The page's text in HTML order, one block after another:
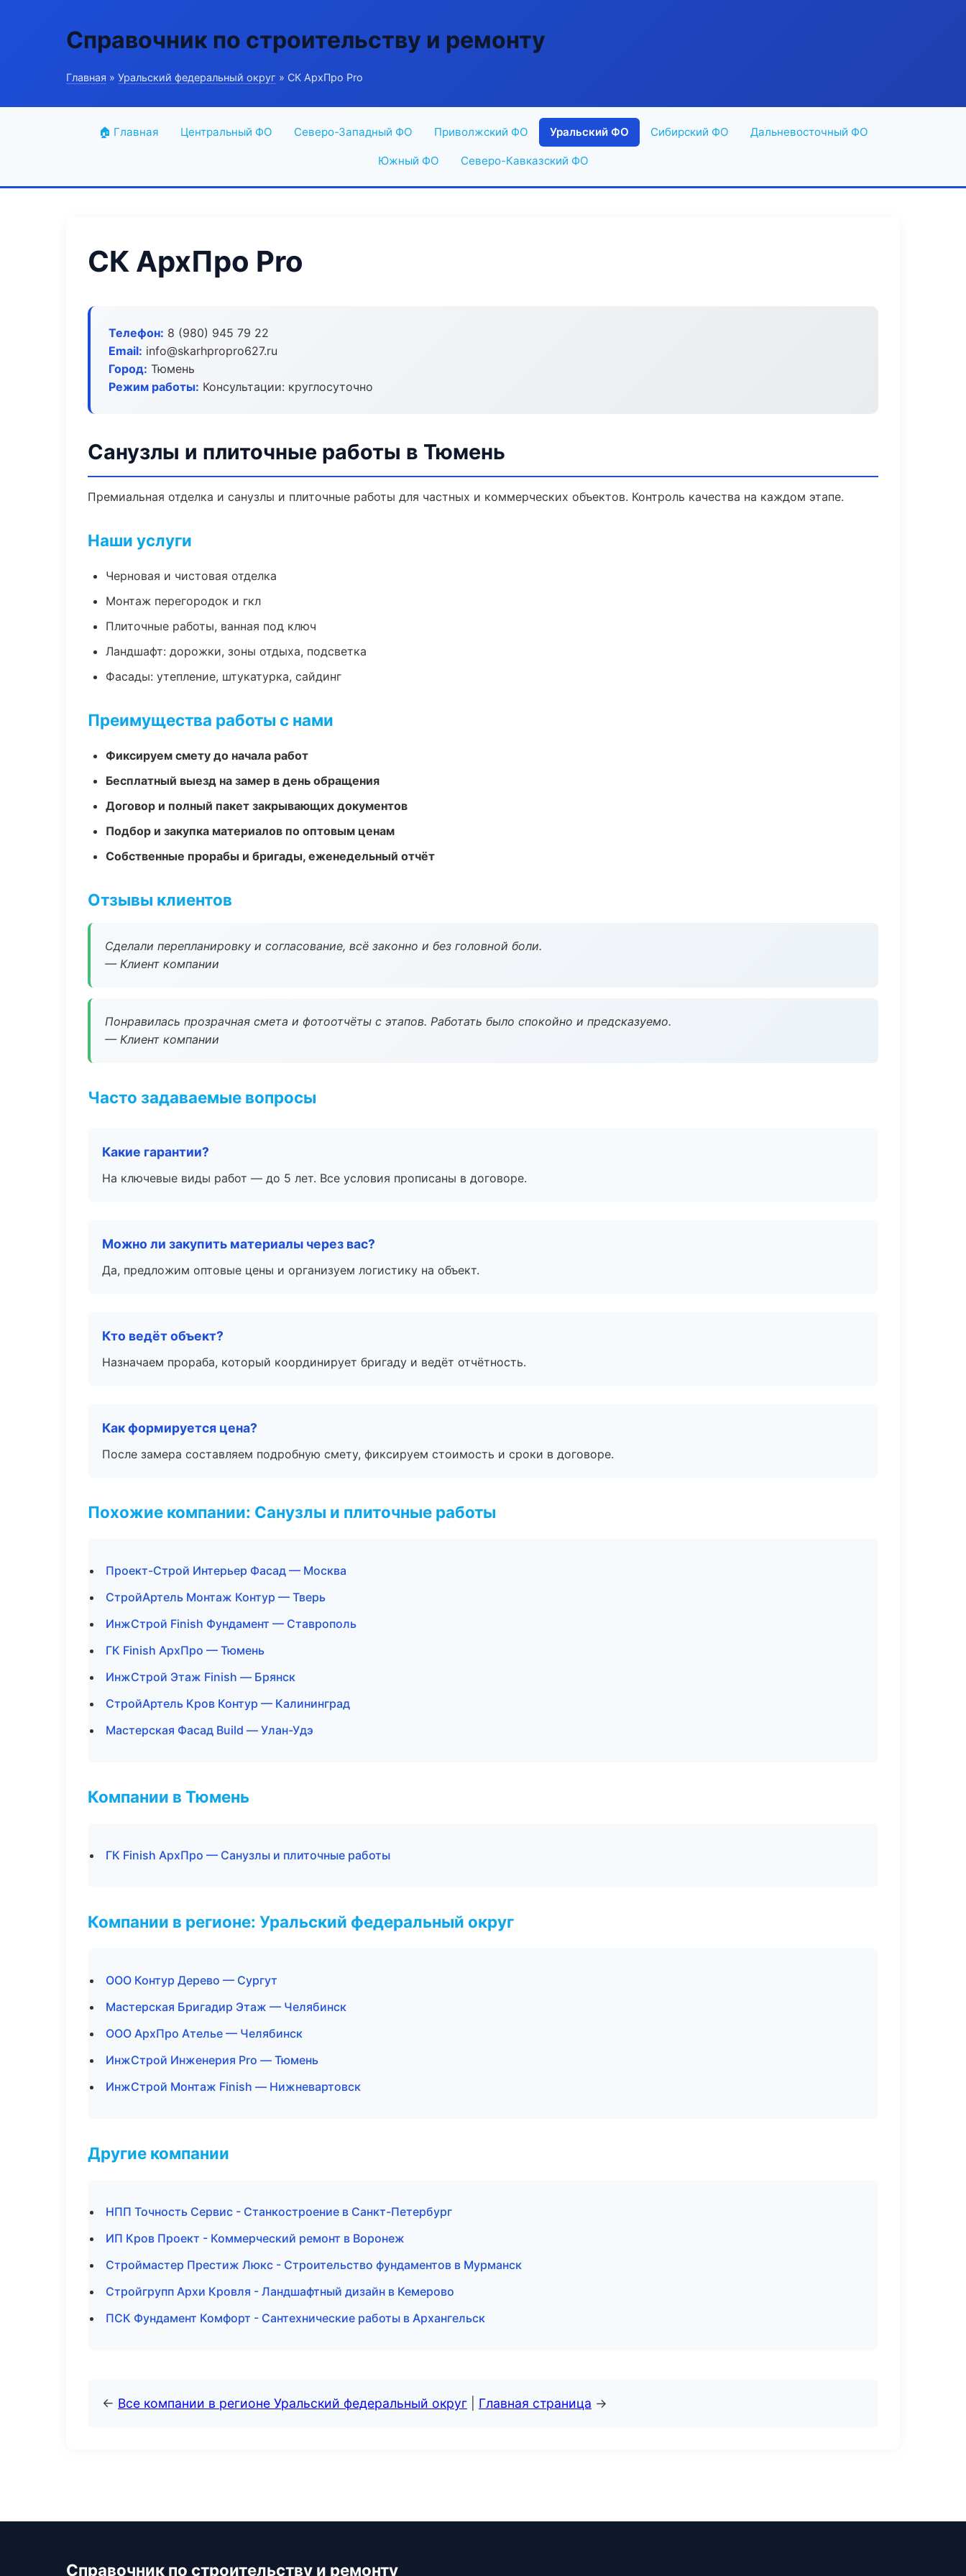
Справочник по строительству и ремонту
Главная » Уральский федеральный округ » СК АрхПро Pro
🏠 Главная Центральный ФО Северо-Западный ФО Приволжский ФО Уральский ФО Сибирский ФО Дальневосточный ФО
Южный ФО Северо-Кавказский ФО
СК АрхПро Pro
Телефон: 8 (980) 945 79 22
Email: info@skarhpropro627.ru
Город: Тюмень
Режим работы: Консультации: круглосуточно
Санузлы и плиточные работы в Тюмень
Премиальная отделка и санузлы и плиточные работы для частных и коммерческих объектов. Контроль качества на каждом этапе.
Наши услуги
Черновая и чистовая отделка
Монтаж перегородок и гкл
Плиточные работы, ванная под ключ
Ландшафт: дорожки, зоны отдыха, подсветка
Фасады: утепление, штукатурка, сайдинг
Преимущества работы с нами
Фиксируем смету до начала работ
Бесплатный выезд на замер в день обращения
Договор и полный пакет закрывающих документов
Подбор и закупка материалов по оптовым ценам
Собственные прорабы и бригады, еженедельный отчёт
Отзывы клиентов
Сделали перепланировку и согласование, всё законно и без головной боли.
— Клиент компании
Понравилась прозрачная смета и фотоотчёты с этапов. Работать было спокойно и предсказуемо.
— Клиент компании
Часто задаваемые вопросы
Какие гарантии?
На ключевые виды работ — до 5 лет. Все условия прописаны в договоре.
Можно ли закупить материалы через вас?
Да, предложим оптовые цены и организуем логистику на объект.
Кто ведёт объект?
Назначаем прораба, который координирует бригаду и ведёт отчётность.
Как формируется цена?
После замера составляем подробную смету, фиксируем стоимость и сроки в договоре.
Похожие компании: Санузлы и плиточные работы
Проект-Строй Интерьер Фасад — Москва
СтройАртель Монтаж Контур — Тверь
ИнжСтрой Finish Фундамент — Ставрополь
ГК Finish АрхПро — Тюмень
ИнжСтрой Этаж Finish — Брянск
СтройАртель Кров Контур — Калининград
Мастерская Фасад Build — Улан-Удэ
Компании в Тюмень
ГК Finish АрхПро — Санузлы и плиточные работы
Компании в регионе: Уральский федеральный округ
ООО Контур Дерево — Сургут
Мастерская Бригадир Этаж — Челябинск
ООО АрхПро Ателье — Челябинск
ИнжСтрой Инженерия Pro — Тюмень
ИнжСтрой Монтаж Finish — Нижневартовск
Другие компании
НПП Точность Сервис - Станкостроение в Санкт-Петербург
ИП Кров Проект - Коммерческий ремонт в Воронеж
Строймастер Престиж Люкс - Строительство фундаментов в Мурманск
Стройгрупп Архи Кровля - Ландшафтный дизайн в Кемерово
ПСК Фундамент Комфорт - Сантехнические работы в Архангельск
← Все компании в регионе Уральский федеральный округ Главная страница →
Справочник по строительству и ремонту